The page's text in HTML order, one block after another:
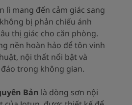
lì mang đến cảm giác sang
bị phản chiếu ánh
thị giác cho căn phòng.
nền hoàn hảo để tôn vinh
nội thất nổi bật và
trong không gian.
Bản là dòng sơn nội